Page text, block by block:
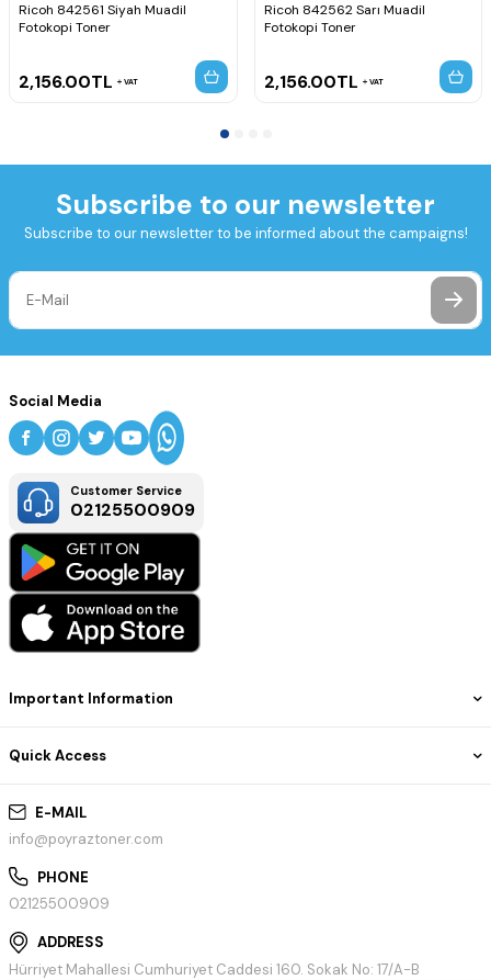
Ricoh 842561 Siyah Muadil
Fotokopi Toner
2,156.00TL VAT
Ricoh 842562 Sarı Muadil
Fotokopi Toner
2,156.00TL VAT
Subscribe to our newsletter
Subscribe to our newsletter to be informed about the campaigns!
E-MAIL
info@poyraztoner.com
PHONE
02125500909
ADDRESS
Hürriyet Mahallesi Cumhuriyet Caddesi 160. Sokak No: 17/A-B
Important Information
Quick Access
Social Media
Customer Service
02125500909